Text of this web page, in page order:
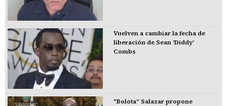
Vuelven a cambiar la fecha de
liberación de Sean 'Diddy'
Combs
"Bolota" Salazar propone